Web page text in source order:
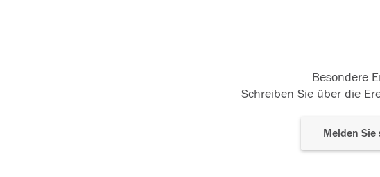
Besondere
Schreiben Sie über die
Melden Sie